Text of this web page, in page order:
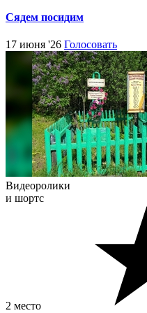
Сядем посидим
17 июня '26 Голосовать
Видеоролики
и шортс
2 место